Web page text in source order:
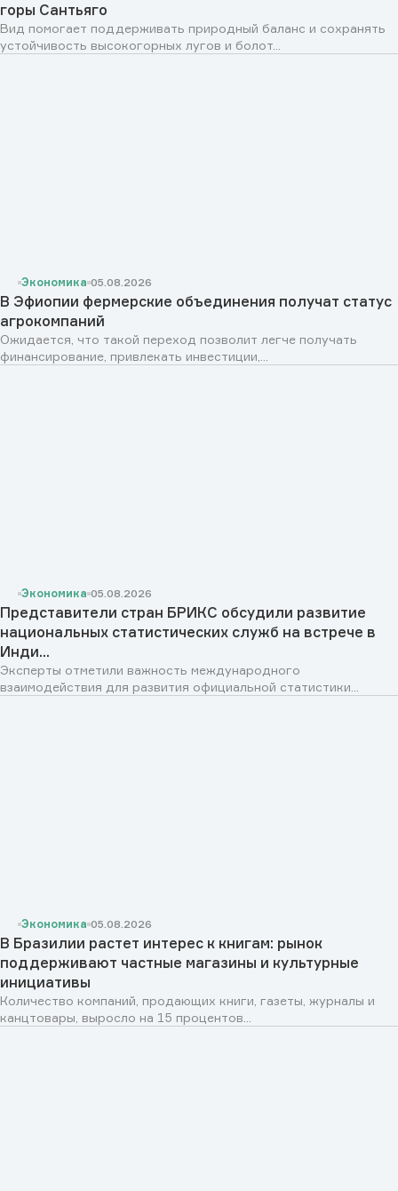
горы Сантьяго
Вид помогает поддерживать природный баланс и сохранять
устойчивость высокогорных лугов и болот...
Экономика 05.08.2026
В Эфиопии фермерские объединения получат статус
агрокомпаний
Ожидается, что такой переход позволит легче получать
финансирование, привлекать инвестиции,...
Экономика 05.08.2026
Представители стран БРИКС обсудили развитие
национальных статистических служб на встрече в
Инди...
Эксперты отметили важность международного
взаимодействия для развития официальной статистики...
Экономика 05.08.2026
В Бразилии растет интерес к книгам: рынок
поддерживают частные магазины и культурные
инициативы
Количество компаний, продающих книги, газеты, журналы и
канцтовары, выросло на 15 процентов...